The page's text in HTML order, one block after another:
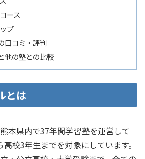
ース
プ
口コミ・評判
他の塾との比較
とは
本県内で37年間学習塾を運営して
校3年生までを対象にしています。